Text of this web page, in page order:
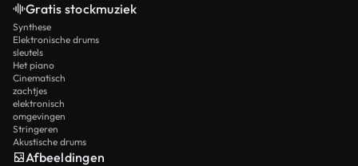
Gratis stockmuziek
Synthese
Elektronische drums
sleutels
Het piano
Cinematisch
zachtjes
elektronisch
omgevingen
Stringeren
Akustische drums
Afbeeldingen